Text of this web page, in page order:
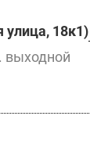
18к1)
выходной